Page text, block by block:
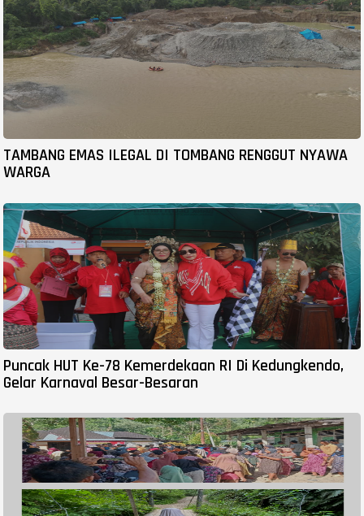
TAMBANG EMAS ILEGAL DI TOMBANG RENGGUT NYAWA
WARGA
Puncak HUT Ke-78 Kemerdekaan RI Di Kedungkendo,
Gelar Karnaval Besar-Besaran